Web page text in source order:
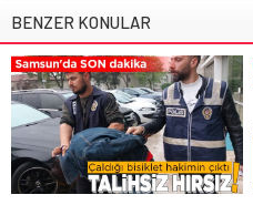
BENZER KONULAR